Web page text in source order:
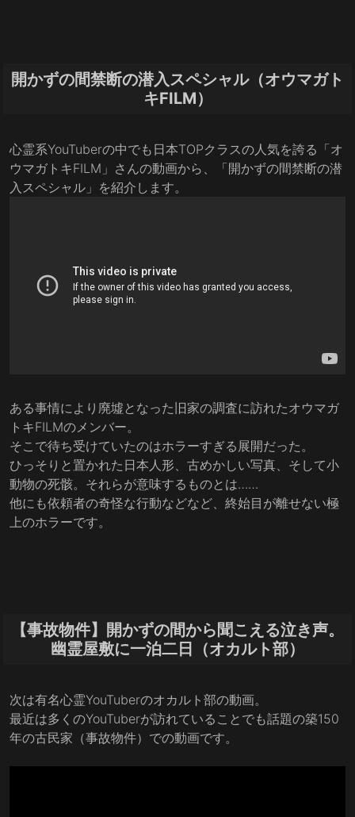
開かずの間禁断の潜入スペシャル（オウマガト
キFILM）
心霊系YouTuberの中でも日本TOPクラスの人気を誇る「オ
ウマガトキFILM」さんの動画から、「開かずの間禁断の潜
入スペシャル」を紹介します。
ある事情により廃墟となった旧家の調査に訪れたオウマガ
トキFILMのメンバー。
そこで待ち受けていたのはホラーすぎる展開だった。
ひっそりと置かれた日本人形、古めかしい写真、そして小
動物の死骸。それらが意味するものとは……
他にも依頼者の奇怪な行動などなど、終始目が離せない極
上のホラーです。
【事故物件】開かずの間から聞こえる泣き声。
幽霊屋敷に一泊二日（オカルト部）
次は有名心霊YouTuberのオカルト部の動画。
最近は多くのYouTuberが訪れていることでも話題の築150
年の古民家（事故物件）での動画です。